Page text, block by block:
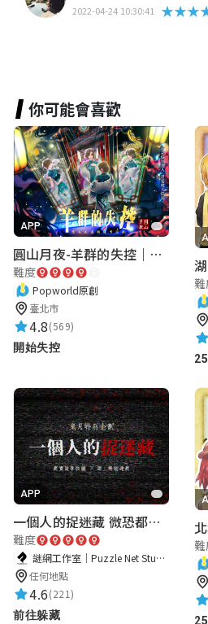
2022-04-24 10:30:41
你可能會喜歡
APP
圓山月夜-羊群的失控｜圓山飯店 ARG實境解謎遊戲
難度
Popworld原創
臺北市
4.8(569)
開始失控
APP
一個人的捉迷藏 微恐都市傳說
難度
謎網工作室｜Puzzle Net Studio
任何地點
4.6(221)
前往躲藏